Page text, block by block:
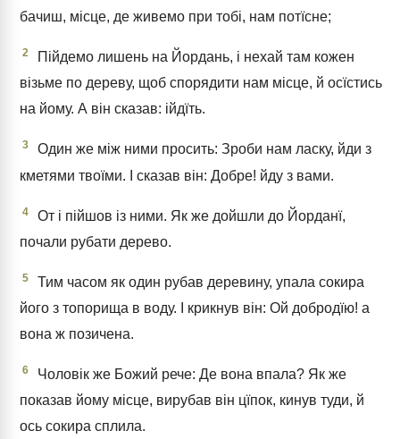
бачиш, місце, де живемо при тобі, нам потїсне;
2
Пійдемо лишень на Йордань, і нехай там кожен
візьме по дереву, щоб спорядити нам місце, й осїстись
на йому. А він сказав: ійдїть.
3
Один же між ними просить: Зроби нам ласку, йди з
кметями твоїми. І сказав він: Добре! йду з вами.
4
От і пійшов із ними. Як же дойшли до Йорданї,
почали рубати дерево.
5
Тим часом як один рубав деревину, упала сокира
його з топорища в воду. І крикнув він: Ой добродїю! а
вона ж позичена.
6
Чоловік же Божий рече: Де вона впала? Як же
показав йому місце, вирубав він цїпок, кинув туди, й
ось сокира сплила.